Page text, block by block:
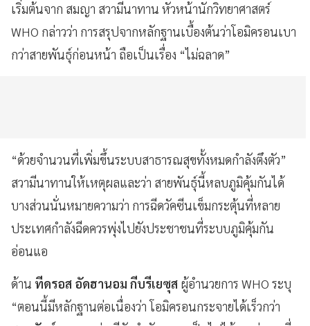
เริ่มต้นจาก สมญา สวามีนาทาน หัวหน้านักวิทยาศาสตร์
WHO กล่าวว่า การสรุปจากหลักฐานเบื้องต้นว่าโอมิครอนเบา
กว่าสายพันธ์ุก่อนหน้า ถือเป็นเรื่อง “ไม่ฉลาด”
“ด้วยจำนวนที่เพิ่มขึ้นระบบสาธารณสุขทั้งหมดกำลังตึงตัว”
สวามีนาทานให้เหตุผลและว่า สายพันธุ์นี้หลบภูมิคุ้มกันได้
บางส่วนนั่นหมายความว่า การฉีดวัคซีนเข็มกระตุ้นที่หลาย
ประเทศกำลังฉีดควรพุ่งไปยังประชาชนที่ระบบภูมิคุ้มกัน
อ่อนแอ
ด้าน ทีดรอส อัดฮานอม กีบรีเยซุส ผู้อำนวยการ WHO ระบุ
“ตอนนี้มีหลักฐานต่อเนื่องว่า โอมิครอนกระจายได้เร็วกว่า